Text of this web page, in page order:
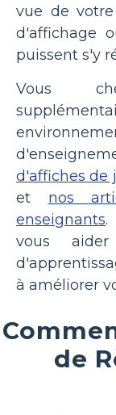
vue de
d'affichage
puissent s'y
Vous
d'affiches de
et nos
enseignants.
vous
à améliorer
de